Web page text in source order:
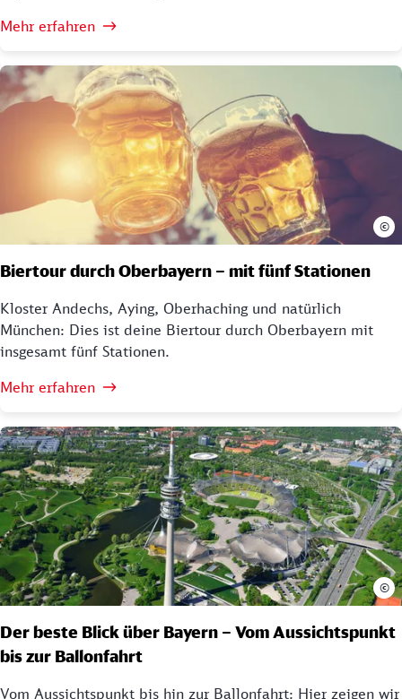
Mehr erfahren
Biertour durch Oberbayern – mit fünf Stationen
Kloster Andechs, Aying, Oberhaching und natürlich
München: Dies ist deine Biertour durch Oberbayern mit
insgesamt fünf Stationen.
Mehr erfahren
©
Der beste Blick über Bayern – Vom Aussichtspunkt
bis zur Ballonfahrt
Vom Aussichtspunkt bis hin zur Ballonfahrt: Hier zeigen wir
©